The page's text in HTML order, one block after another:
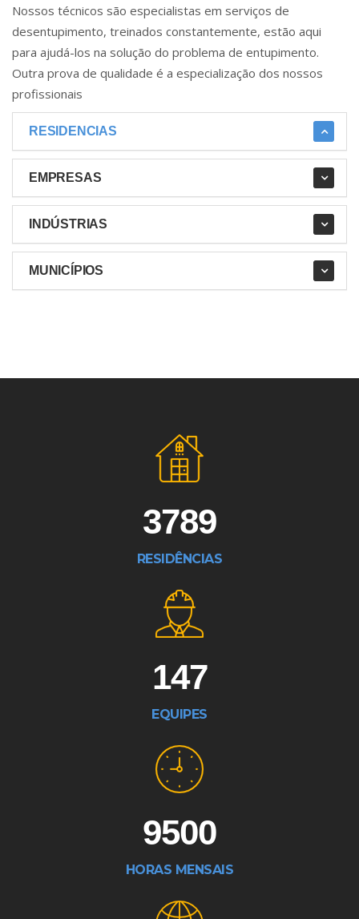
Nossos técnicos são especialistas em serviços de
desentupimento, treinados constantemente, estão aqui
para ajudá-los na solução do problema de entupimento.
Outra prova de qualidade é a especialização dos nossos
profissionais
RESIDENCIAS
EMPRESAS
INDÚSTRIAS
MUNICÍPIOS
3789
RESIDÊNCIAS
147
EQUIPES
9500
HORAS MENSAIS